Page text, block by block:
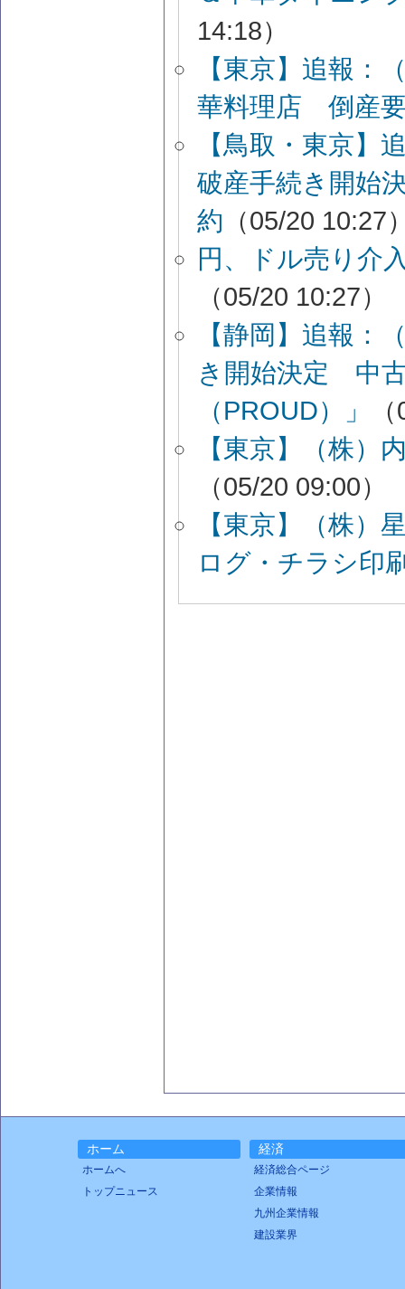
14:18）
【東京】追報
華料理店 倒産
【鳥取・東京】
破産手続き開始
約 （05/20 10:27
円、ドル売り介
（05/20 10:27）
【静岡】追報：
き開始決定 中
（PROUD）」
【東京】（株）
（05/20 09:00）
【東京】（株
ログ・チラシ印
ホーム
ホームへ
トップニュース
経済
経済総合ページ
企業情報
九州企業情報
建設業界